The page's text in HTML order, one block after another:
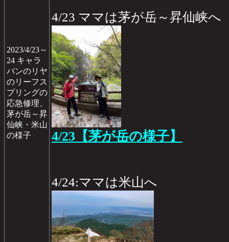
2023/4/23～
24 キャラ
バンのリヤ
のリーフス
プリングの
応急修理、
茅が岳～昇
仙峡・米山
の様子
4/23 ママは茅が岳～昇仙峡へ
4/23【茅が岳の様子】
4/24:ママは米山へ